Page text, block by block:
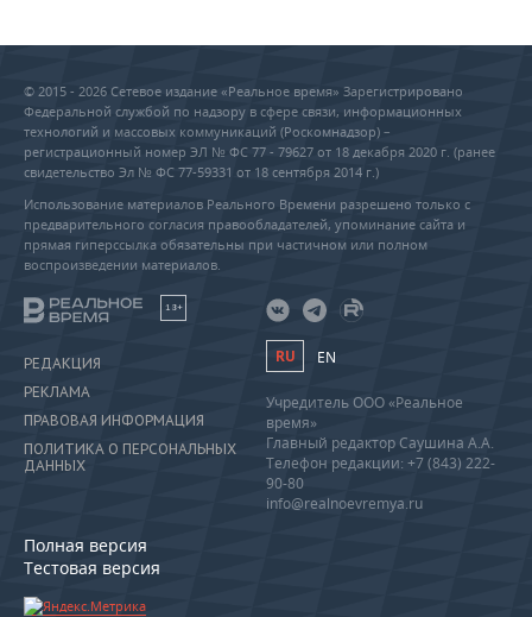
© 2015 - 2026 Сетевое издание «Реальное время» Зарегистрировано
Федеральной службой по надзору в сфере связи, информационных
технологий и массовых коммуникаций (Роскомнадзор) –
регистрационный номер ЭЛ № ФС 77 - 79627 от 18 декабря 2020 г. (ранее
свидетельство Эл № ФС 77-59331 от 18 сентября 2014 г.)
Использование материалов Реального Времени разрешено только с
предварительного согласия правообладателей, упоминание сайта и
прямая гиперссылка обязательны при частичном или полном
воспроизведении материалов.
18+
РЕДАКЦИЯ
РЕКЛАМА
ПРАВОВАЯ ИНФОРМАЦИЯ
ПОЛИТИКА О ПЕРСОНАЛЬНЫХ
ДАННЫХ
Полная версия
Тестовая версия
RU EN
Учредитель ООО «Реальное
время»
Главный редактор Саушина А.А.
Телефон редакции: +7 (843) 222-
90-80
info@realnoevremya.ru